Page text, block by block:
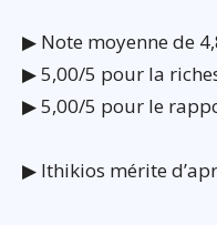
▶ Note moyenne de
▶ 5,00/5 pour la
▶ 5,00/5 pour le
▶ Ithikios mérite